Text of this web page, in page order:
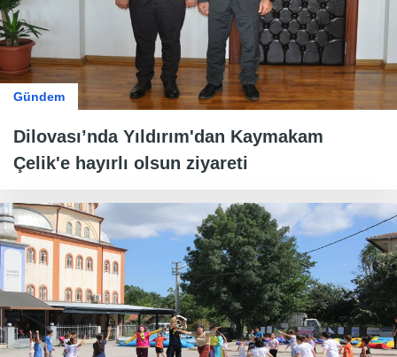
Gündem
Dilovası’nda Yıldırım'dan Kaymakam
Çelik'e hayırlı olsun ziyareti